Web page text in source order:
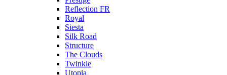
Reflection FR
Royal
Siesta
Silk Road
Structure
The Clouds
Twinkle
Utopia